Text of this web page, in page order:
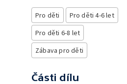
Pro děti
Pro děti 4-6 let
Pro děti 6-8 let
Zábava pro děti
Části dílu